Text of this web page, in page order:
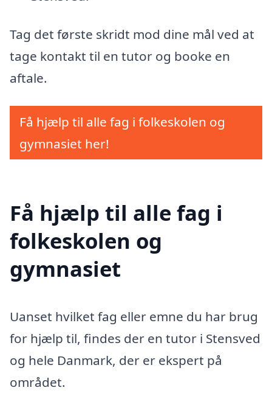
Tag det første skridt mod dine mål ved at
tage kontakt til en tutor og booke en
aftale.
Få hjælp til alle fag i folkeskolen og
gymnasiet her!
Få hjælp til alle fag i
folkeskolen og
gymnasiet
Uanset hvilket fag eller emne du har brug
for hjælp til, findes der en tutor i Stensved
og hele Danmark, der er ekspert på
området.